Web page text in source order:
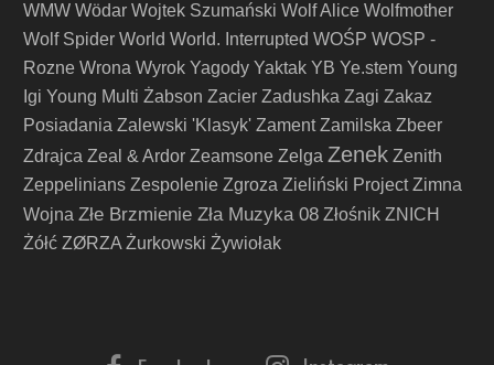
WMW Wödar Wojtek Szumański Wolf Alice Wolfmother
Wolf Spider World World. Interrupted WOŚP WOSP -
Rozne Wrona Wyrok Yagody Yaktak YB Ye.stem Young
Igi Young Multi Żabson Zacier Zadushka Zagi Zakaz
Posiadania Zalewski 'Klasyk' Zament Zamilska Zbeer
Zdrajca Zeal & Ardor Zeamsone Zelga Zenek Zenith
Zeppelinians Zespolenie Zgroza Zieliński Project Zimna
Wojna Złe Brzmienie Zła Muzyka 08 Złośnik ZNICH
Żółć ZØRZA Żurkowski Żywiołak